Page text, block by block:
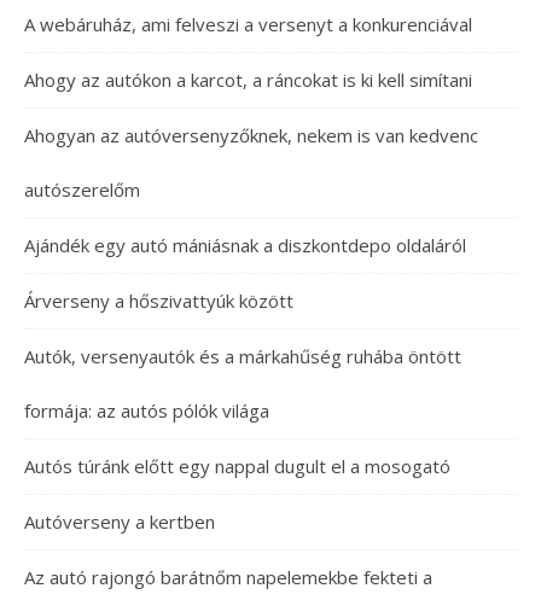
A webáruház, ami felveszi a versenyt a konkurenciával
Ahogy az autókon a karcot, a ráncokat is ki kell simítani
Ahogyan az autóversenyzőknek, nekem is van kedvenc
autószerelőm
Ajándék egy autó mániásnak a diszkontdepo oldaláról
Árverseny a hőszivattyúk között
Autók, versenyautók és a márkahűség ruhába öntött
formája: az autós pólók világa
Autós túránk előtt egy nappal dugult el a mosogató
Autóverseny a kertben
Az autó rajongó barátnőm napelemekbe fekteti a